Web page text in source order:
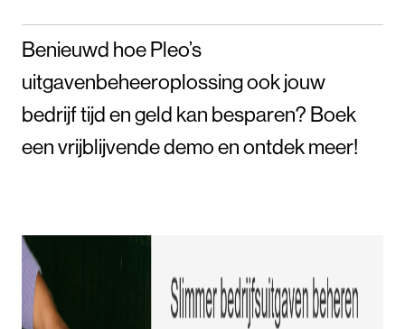
Benieuwd hoe Pleo’s
uitgavenbeheeroplossing ook jouw
bedrijf tijd en geld kan besparen? Boek
een vrijblijvende demo en ontdek meer!